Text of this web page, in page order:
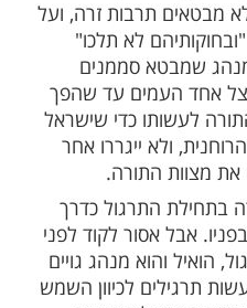
שנועדו לרכז את
במחשבה
לחימה נועדו
ותוך כך לשפר את
גבוהים.
אלו היו קשורים
שיש לאוסרם.
אלילי, אין בהם